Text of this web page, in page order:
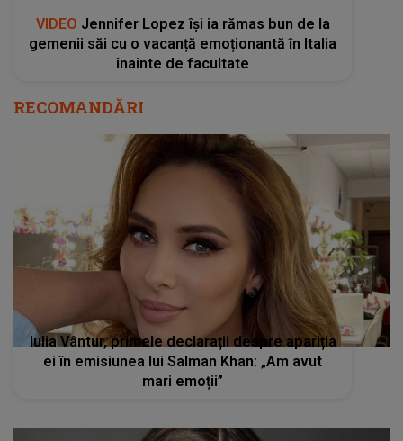
VIDEO Jennifer Lopez își ia rămas bun de la
gemenii săi cu o vacanță emoționantă în Italia
înainte de facultate
RECOMANDĂRI
Iulia Vântur, primele declarații despre apariția
ei în emisiunea lui Salman Khan: „Am avut
mari emoții”